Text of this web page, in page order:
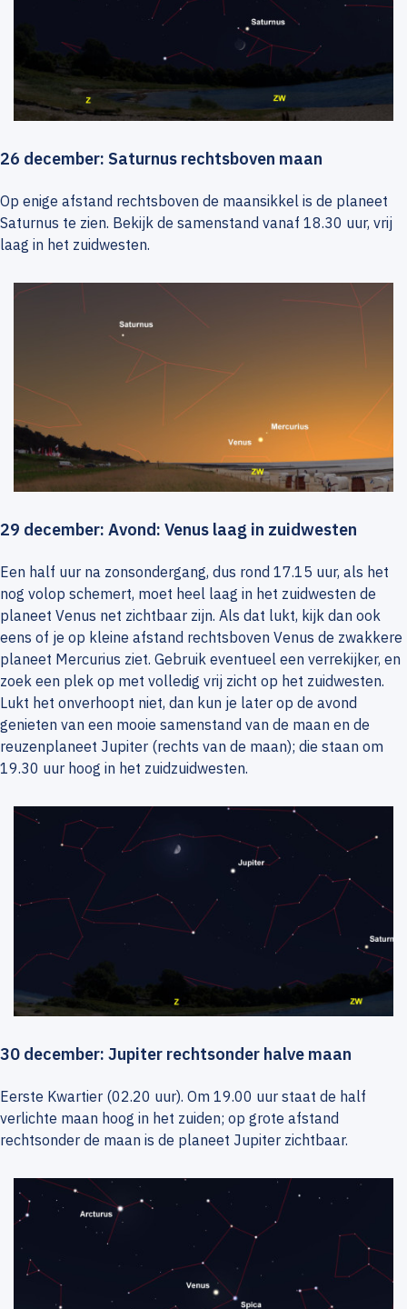
26 december: Saturnus rechtsboven maan
Op enige afstand rechtsboven de maansikkel is de planeet
Saturnus te zien. Bekijk de samenstand vanaf 18.30 uur, vrij
laag in het zuidwesten.
29 december: Avond: Venus laag in zuidwesten
Een half uur na zonsondergang, dus rond 17.15 uur, als het
nog volop schemert, moet heel laag in het zuidwesten de
planeet Venus net zichtbaar zijn. Als dat lukt, kijk dan ook
eens of je op kleine afstand rechtsboven Venus de zwakkere
planeet Mercurius ziet. Gebruik eventueel een verrekijker, en
zoek een plek op met volledig vrij zicht op het zuidwesten.
Lukt het onverhoopt niet, dan kun je later op de avond
genieten van een mooie samenstand van de maan en de
reuzenplaneet Jupiter (rechts van de maan); die staan om
19.30 uur hoog in het zuidzuidwesten.
30 december: Jupiter rechtsonder halve maan
Eerste Kwartier (02.20 uur). Om 19.00 uur staat de half
verlichte maan hoog in het zuiden; op grote afstand
rechtsonder de maan is de planeet Jupiter zichtbaar.